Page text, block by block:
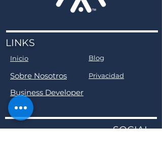
LINKS
Inicio Blog
Sobre Nosotros Privacidad
Business Developer
SOCIAL